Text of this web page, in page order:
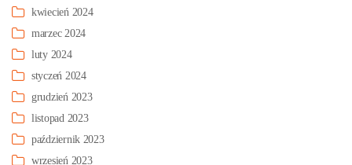
kwiecień 2024
marzec 2024
luty 2024
styczeń 2024
grudzień 2023
listopad 2023
październik 2023
wrzesień 2023